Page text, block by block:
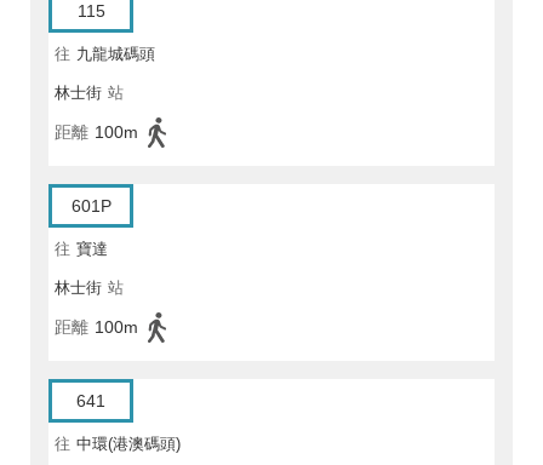
115
往 九龍城碼頭
林士街 站
距離 100m
601P
往 寶達
林士街 站
距離 100m
641
往 中環(港澳碼頭)